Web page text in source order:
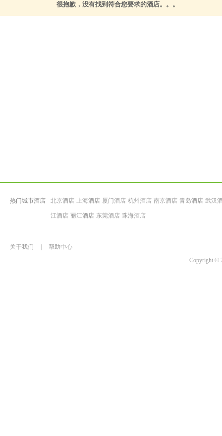
很抱歉，没有找到符合您要求的酒店。。。
热门城市酒店 北京酒店 上海酒店 厦门酒店 杭州酒店 南京酒店 青岛酒店 武汉
江酒店 丽江酒店 东莞酒店 珠海酒店
关于我们
帮助中心
Copyright ©